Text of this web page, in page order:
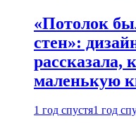
«Потолок
стен»:
рассказала,
маленькую
1 год спустя1 год